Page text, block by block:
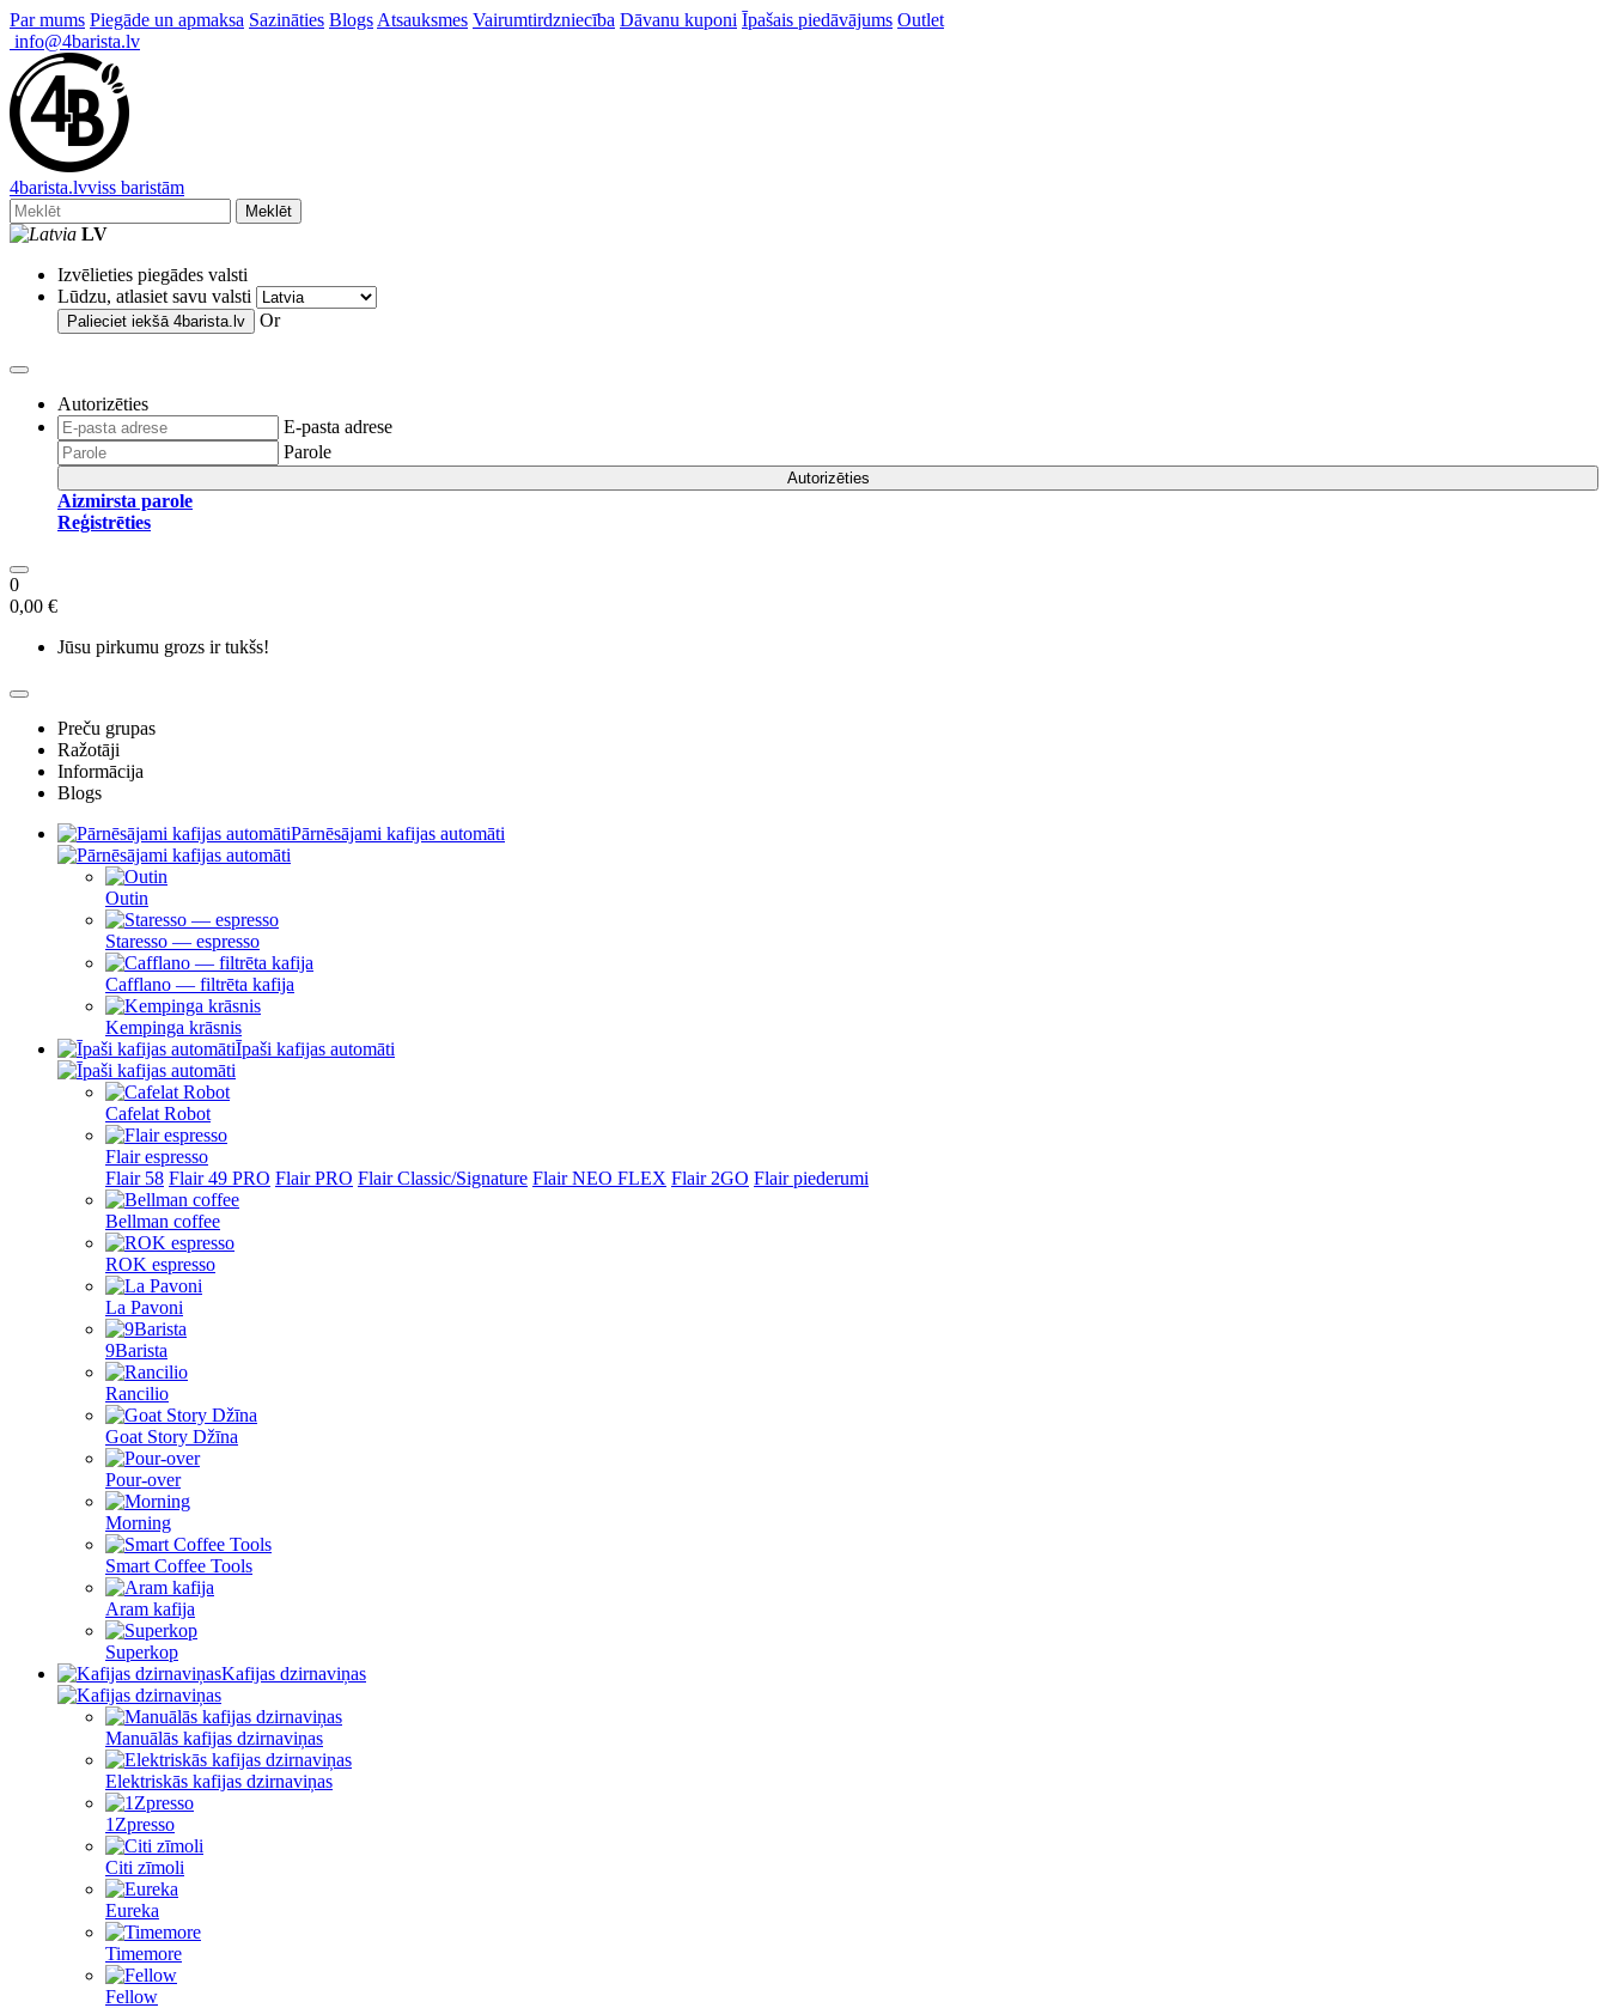
Par mums Piegāde un apmaksa Sazināties Blogs Atsauksmes Vairumtirdzniecība Dāvanu kuponi Īpašais piedāvājums Outlet
info@4barista.lv
4barista.lvviss baristām
Meklēt
LV
Izvēlieties piegādes valsti
Lūdzu, atlasiet savu valsti
Palieciet iekšā 4barista.lv Or
Autorizēties
E-pasta adrese
Parole
Autorizēties
Aizmirsta parole
Reģistrēties
0
0,00 €
Jūsu pirkumu grozs ir tukšs!
Preču grupas
Ražotāji
Informācija
Blogs
Pārnēsājami kafijas automāti
Outin
Staresso — espresso
Cafflano — filtrēta kafija
Kempinga krāsnis
Īpaši kafijas automāti
Cafelat Robot
Flair espresso
Flair 58 Flair 49 PRO Flair PRO Flair Classic/Signature Flair NEO FLEX Flair 2GO Flair piederumi
Bellman coffee
ROK espresso
La Pavoni
9Barista
Rancilio
Goat Story Džīna
Pour-over
Morning
Smart Coffee Tools
Aram kafija
Superkop
Kafijas dzirnaviņas
Manuālās kafijas dzirnaviņas
Elektriskās kafijas dzirnaviņas
1Zpresso
Citi zīmoli
Eureka
Timemore
Fellow